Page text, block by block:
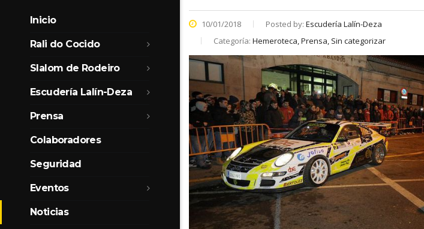
Inicio
Rali do Cocido
Slalom de Rodeiro
Escudería Lalín-Deza
Prensa
Colaboradores
Seguridad
Eventos
Noticias
10/01/2018 Posted by: Escudería Lalín-Deza
Categoría: Hemeroteca, Prensa, Sin categorizar